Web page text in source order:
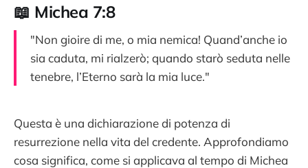
📖 Michea 7:8
"Non gioire di me, o mia nemica! Quand’anche io
sia caduta, mi rialzerò; quando starò seduta nelle
tenebre, l’Eterno sarà la mia luce."
Questa è una dichiarazione di potenza di
resurrezione nella vita del credente. Approfondiamo
cosa significa, come si applicava al tempo di Michea